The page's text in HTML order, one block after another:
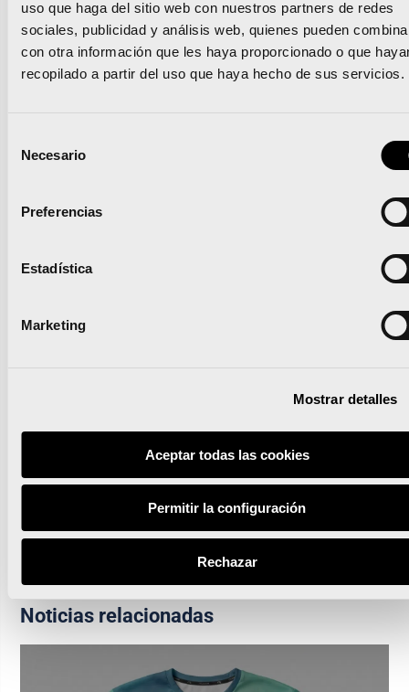
uso que haga del sitio web con nuestros partners de redes
sociales, publicidad y análisis web, quienes pueden
con otra información que les haya proporcionado o que
recopilado a partir del uso que haya hecho de sus servicios.
Necesario
Preferencias
Estadística
Marketing
Mostrar detalles
Aceptar todas las cookies
Permitir la configuración
Rechazar
derunnersoriginarios de países como Japón,
China o Taiwan.
En definitiva, cuidada con sumo detalle, la cita por
acompañó durante toda la semana y no fue
Running
representa la gran celebración atlética del mes de
La Volta a Peu València Caixa Popular tomará el
domingo las calles de la ciudad del running
Noticias relacionadas